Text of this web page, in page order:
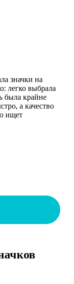
значки на
легко выбрала
была крайне
а качество
ищет